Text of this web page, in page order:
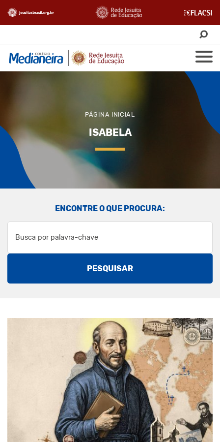
PÁGINA INICIAL
ISABELA
ENCONTRE O QUE PROCURA:
PESQUISAR